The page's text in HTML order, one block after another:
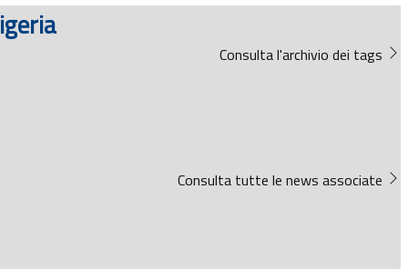
Consulta l'archivio dei tags
Consulta tutte le news associate